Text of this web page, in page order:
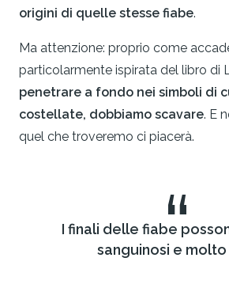
origini di quelle stesse fiabe.
Ma attenzione: proprio come
particolarmente ispirata del libro di
penetrare a fondo nei simboli di
costellate, dobbiamo scavare. E
quel che troveremo ci piacerà.
“
I finali delle fiabe
sanguinosi e